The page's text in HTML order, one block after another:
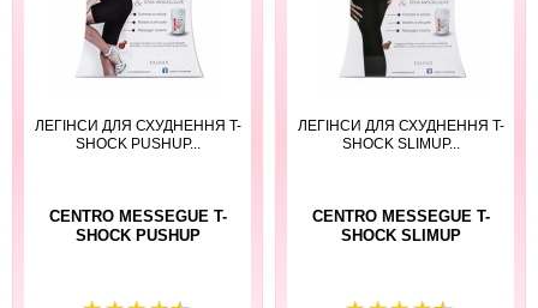
ЛЕГІНСИ ДЛЯ СХУДНЕННЯ T-
SHOCK PUSHUP...
CENTRO MESSEGUE T-
SHOCK PUSHUP
ЛЕГІНСИ ДЛЯ СХУДНЕННЯ T-
SHOCK SLIMUP...
CENTRO MESSEGUE T-
SHOCK SLIMUP